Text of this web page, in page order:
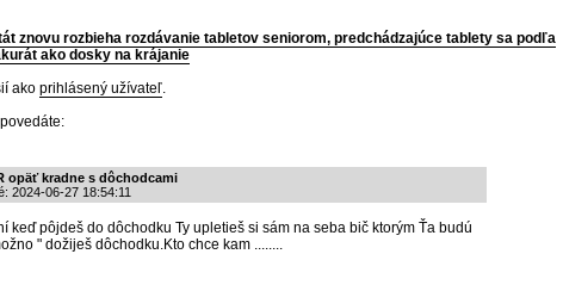
znovu rozbieha rozdávanie tabletov seniorom, predchádzajúce tablety sa podľa
ako dosky na krájanie
ako prihlásený užívateľ.
opäť kradne s dôchodcami
2024-06-27 18:54:11
keď pôjdeš do dôchodku Ty upletieš si sám na seba bič ktorým Ťa budú
" dožiješ dôchodku.Kto chce kam ........